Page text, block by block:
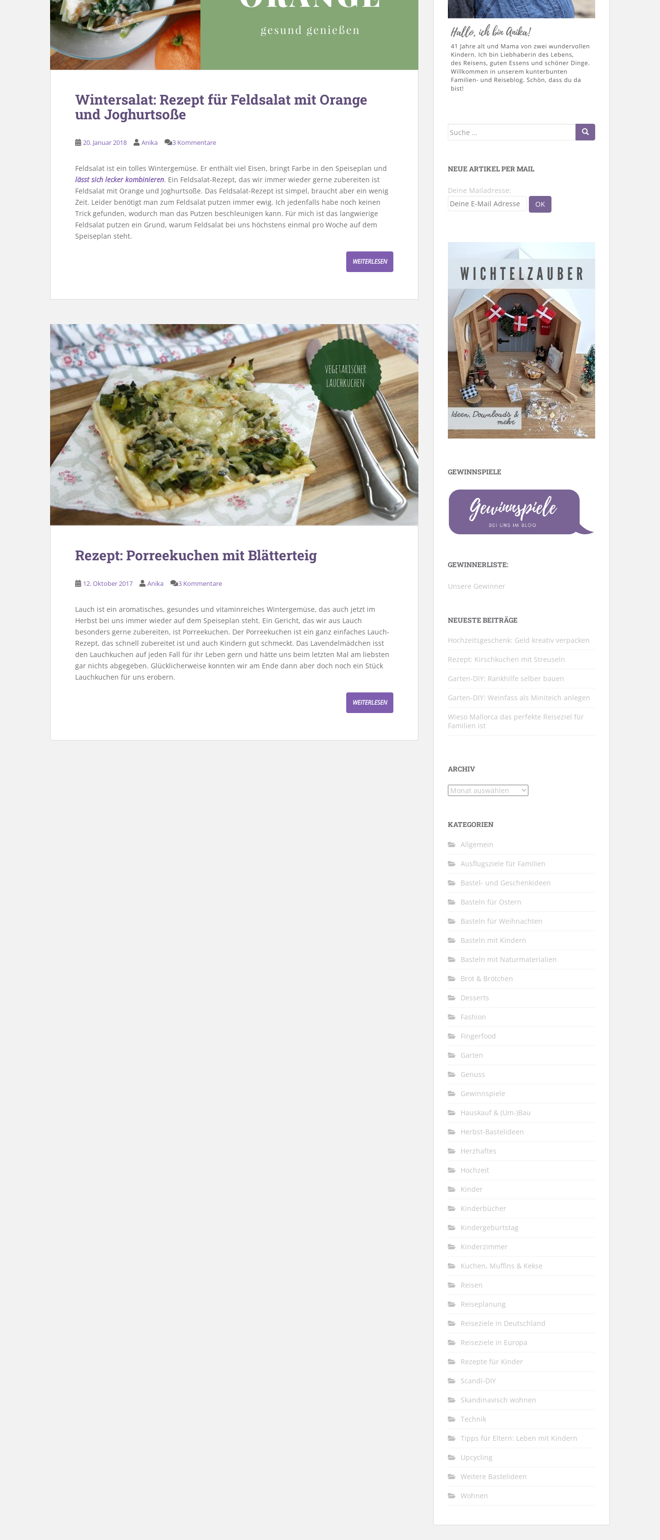
Wintersalat: Rezept für Feldsalat mit Orange
und Joghurtsoße
20. Januar 2018 Anika 3 Kommentare
Feldsalat ist ein tolles Wintergemüse. Er enthält viel Eisen, bringt Farbe in den Speiseplan und
lässt sich lecker kombinieren. Ein Feldsalat-Rezept, das wir immer wieder gerne zubereiten ist
Feldsalat mit Orange und Joghurtsoße. Das Feldsalat-Rezept ist simpel, braucht aber ein wenig
Zeit. Leider benötigt man zum Feldsalat putzen immer ewig. Ich jedenfalls habe noch keinen
Trick gefunden, wodurch man das Putzen beschleunigen kann. Für mich ist das langwierige
Feldsalat putzen ein Grund, warum Feldsalat bei uns höchstens einmal pro Woche auf dem
Speiseplan steht.
WEITERLESEN
Rezept: Porreekuchen mit Blätterteig
12. Oktober 2017 Anika 3 Kommentare
Lauch ist ein aromatisches, gesundes und vitaminreiches Wintergemüse, das auch jetzt im
Herbst bei uns immer wieder auf dem Speiseplan steht. Ein Gericht, das wir aus Lauch
besonders gerne zubereiten, ist Porreekuchen. Der Porreekuchen ist ein ganz einfaches Lauch-
Rezept, das schnell zubereitet ist und auch Kindern gut schmeckt. Das Lavendelmädchen isst
den Lauchkuchen auf jeden Fall für ihr Leben gern und hätte uns beim letzten Mal am liebsten
gar nichts abgegeben. Glücklicherweise konnten wir am Ende dann aber doch noch ein Stück
Lauchkuchen für uns erobern.
WEITERLESEN
Suche
NEUE ARTIKEL PER MAIL
Deine Mailadresse:
GEWINNSPIELE
GEWINNERLISTE:
Unsere Gewinner
NEUESTE BEITRÄGE
Hochzeitsgeschenk: Geld kreativ verpacken
Rezept: Kirschkuchen mit Streuseln
Garten-DIY: Rankhilfe selber bauen
Garten-DIY: Weinfass als Miniteich anlegen
Wieso Mallorca das perfekte Reiseziel für
Familien ist
ARCHIV
Archiv
KATEGORIEN
Allgemein
Ausflugsziele für Familien
Bastel- und Geschenkideen
Basteln für Ostern
Basteln für Weihnachten
Basteln mit Kindern
Basteln mit Naturmaterialien
Brot & Brötchen
Desserts
Fashion
Fingerfood
Garten
Genuss
Gewinnspiele
Hauskauf & (Um-)Bau
Herbst-Bastelideen
Herzhaftes
Hochzeit
Kinder
Kinderbücher
Kindergeburtstag
Kinderzimmer
Kuchen, Muffins & Kekse
Reisen
Reiseplanung
Reiseziele in Deutschland
Reiseziele in Europa
Rezepte für Kinder
Scandi-DIY
Skandinavisch wohnen
Technik
Tipps für Eltern: Leben mit Kindern
Upcycling
Weitere Bastelideen
Wohnen